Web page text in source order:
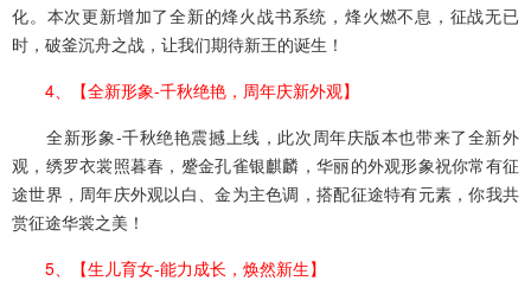
化。本次更新增加了全新的烽火战书系统，烽火燃不息，征战无已
时，破釜沉舟之战，让我们期待新王的诞生！
4、【全新形象-千秋绝艳，周年庆新外观】
全新形象-千秋绝艳震撼上线，此次周年庆版本也带来了全新外
观，绣罗衣裳照暮春，蹙金孔雀银麒麟，华丽的外观形象祝你常有征
途世界，周年庆外观以白、金为主色调，搭配征途特有元素，你我共
赏征途华裳之美！
5、【生儿育女-能力成长，焕然新生】